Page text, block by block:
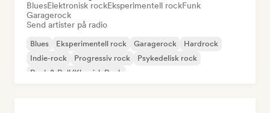
BluesElektronisk rockEksperimentell rockFunk
Garagerock
Send artister på radio
Blues Eksperimentell rock Garagerock
Hardrock
Indie-rock
Progressiv rock
Psykedelisk rock
Rock & Roll/Klassisk Rock